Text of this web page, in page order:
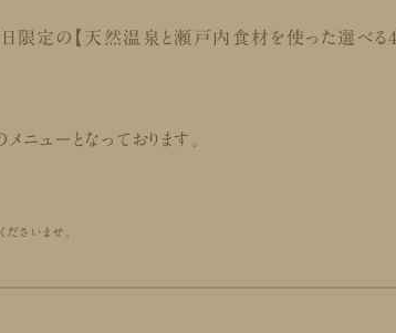
限定の【天然温泉と瀬戸内食材を使った選べる
ューとなっております。
さいませ。